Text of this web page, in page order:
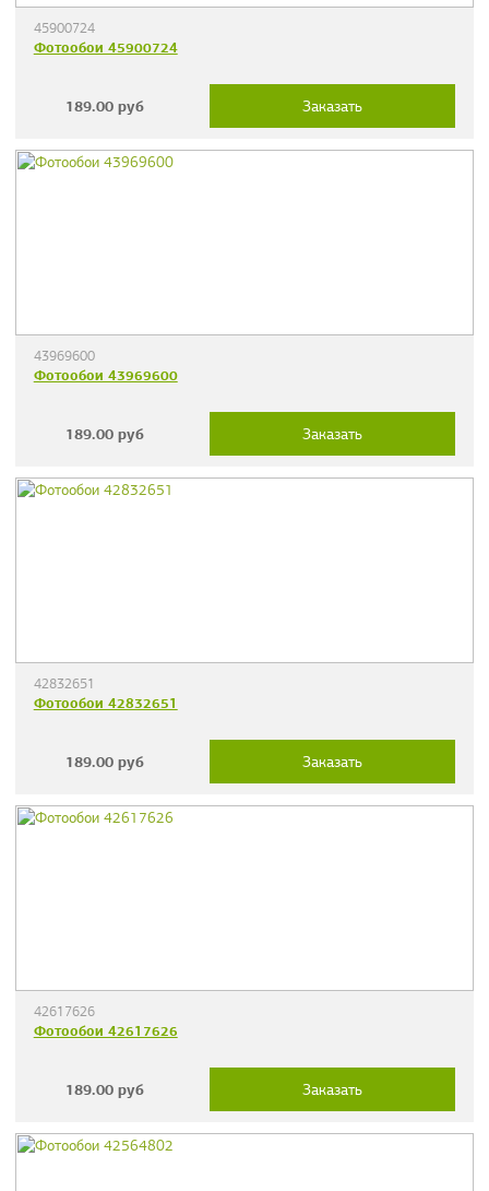
45900724
Фотообои 45900724
189.00 руб Заказать
43969600
Фотообои 43969600
189.00 руб Заказать
42832651
Фотообои 42832651
189.00 руб Заказать
42617626
Фотообои 42617626
189.00 руб Заказать